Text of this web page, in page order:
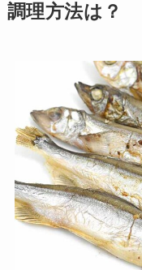
調理方法は？